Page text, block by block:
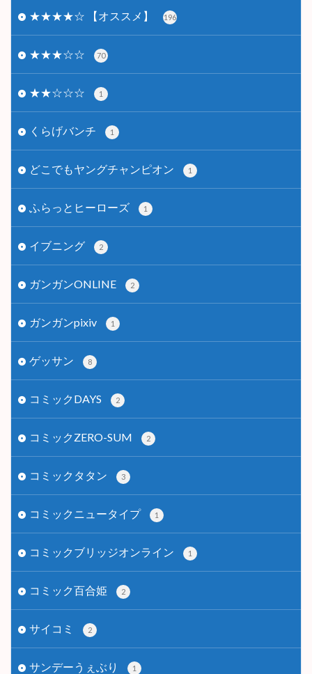
★★★★☆ 【オススメ】 196
★★★☆☆ 70
★★☆☆☆ 1
くらげバンチ 1
どこでもヤングチャンピオン 1
ふらっとヒーローズ 1
イブニング 2
ガンガンONLINE 2
ガンガンpixiv 1
ゲッサン 8
コミックDAYS 2
コミックZERO-SUM 2
コミックタタン 3
コミックニュータイプ 1
コミックブリッジオンライン 1
コミック百合姫 2
サイコミ 2
サンデーうぇぶり 1